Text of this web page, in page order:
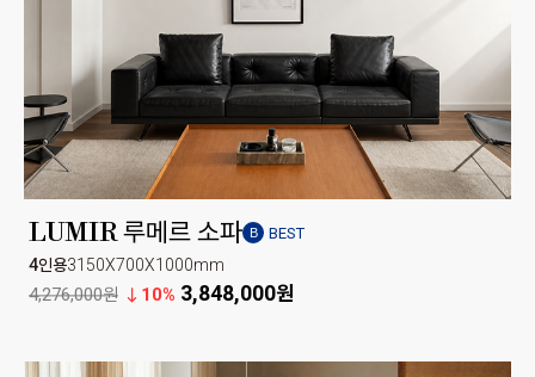
LUMIR 루메르 소파 B BEST
4인용3150X700X1000mm
4,276,000원 10% 3,848,000원